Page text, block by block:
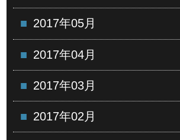
2017年05月
2017年04月
2017年03月
2017年02月